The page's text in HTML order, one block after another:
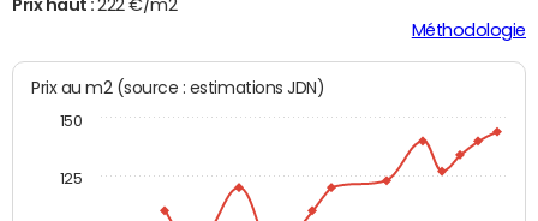
Prix haut :222 €/m2
Méthodologie
Prix au m2 (source : estimations JDN)
125
150